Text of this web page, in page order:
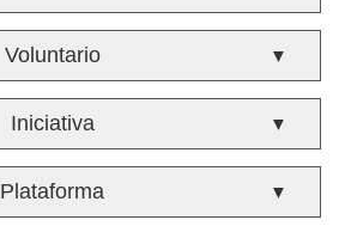
Voluntario ▼
Iniciativa ▼
Plataforma ▼